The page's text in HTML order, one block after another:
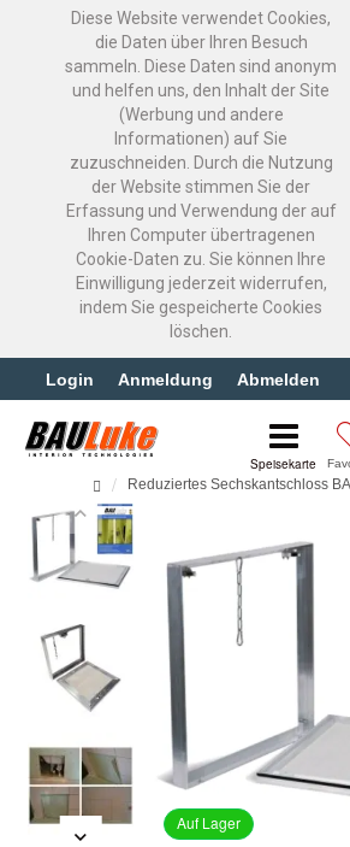
Diese Website verwendet Cookies,
die Daten über Ihren Besuch
sammeln. Diese Daten sind anonym
und helfen uns, den Inhalt der Site
(Werbung und andere
Informationen) auf Sie
zuzuschneiden. Durch die Nutzung
der Website stimmen Sie der
Erfassung und Verwendung der auf
Ihren Computer übertragenen
Cookie-Daten zu. Sie können Ihre
Einwilligung jederzeit widerrufen,
indem Sie gespeicherte Cookies
löschen.
Login Anmeldung Abmelden
Reduziertes Sechskantschloss
Auf Lager